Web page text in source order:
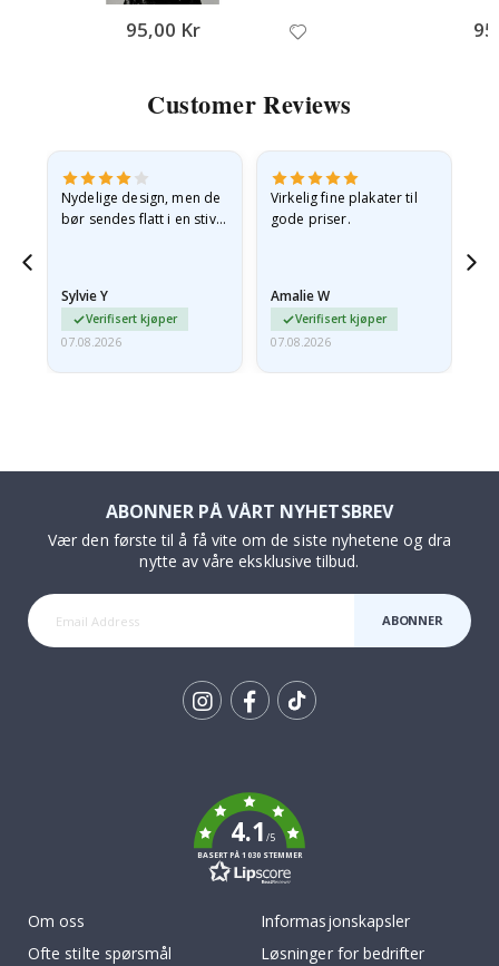
95,00 Kr
Customer Reviews
Nydelige design, men de
bør sendes flatt i en stiv
Sylvie Y
Verifisert kjøper
07.08.2026
Virkelig fine plakater til
gode priser.
Amalie W
Verifisert kjøper
07.08.2026
ABONNER PÅ VÅRT NYHETSBREV
Vær den første til å få vite om de siste nyhetene og dra
nytte av våre eksklusive tilbud.
ABONNER
4.1/5
BASERT PÅ 1030 STEMMER
Om oss
Ofte stilte spørsmål
Informasjonskapsler
Løsninger for bedrifter